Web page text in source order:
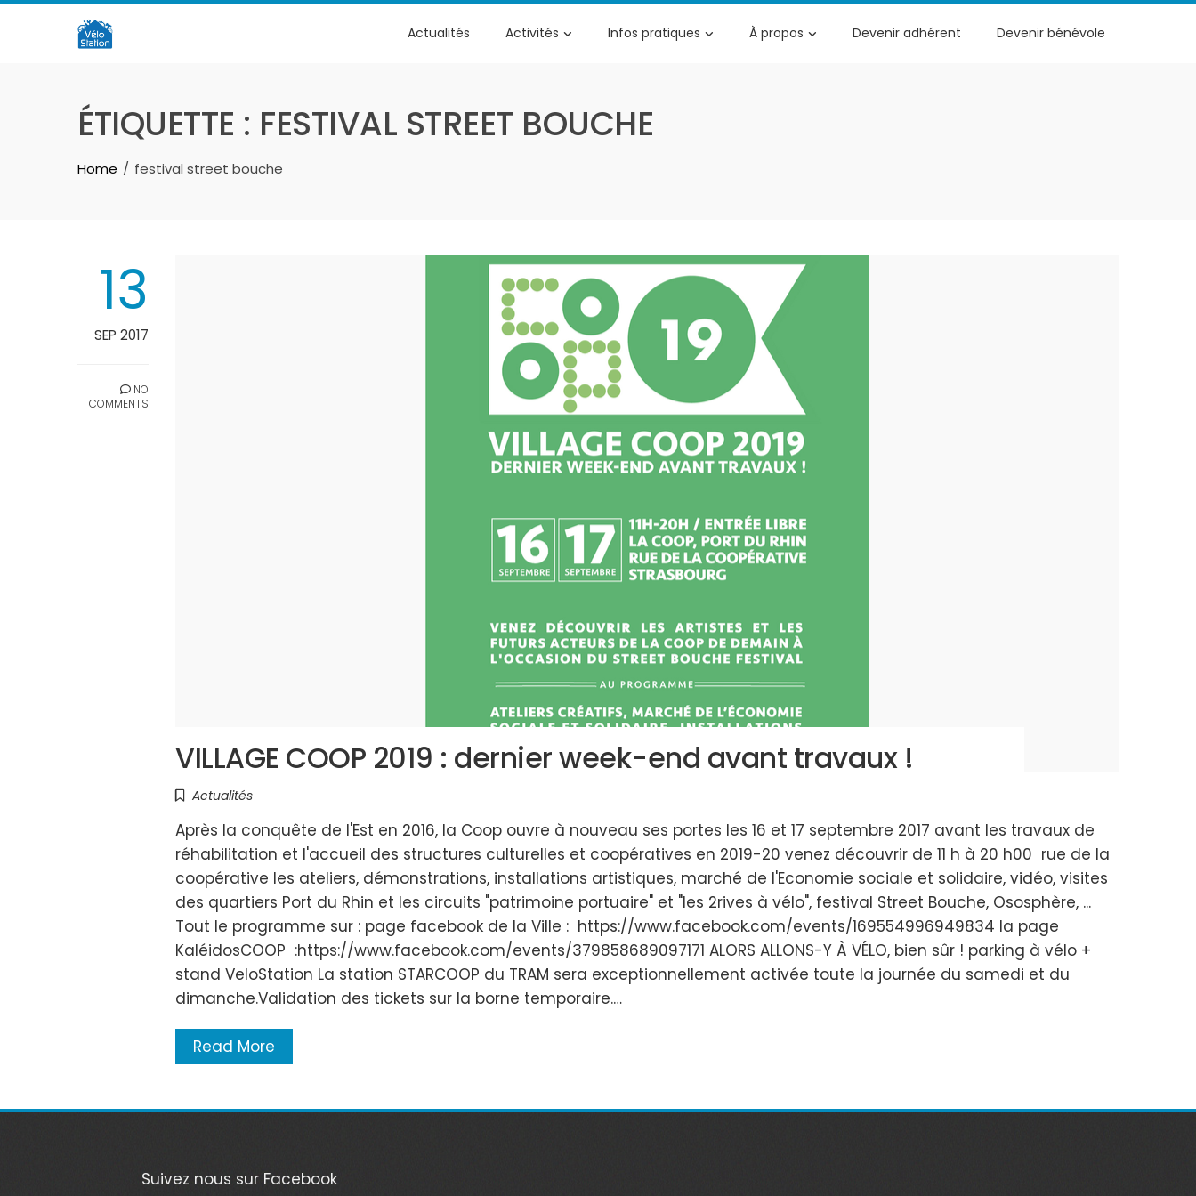
Skip
Actualités Activités Infos pratiques À propos Devenir adhérent Devenir bénévole
ÉTIQUETTE : FESTIVAL STREET BOUCHE
Home festival street bouche
13
SEP 2017
NO
COMMENTS
VILLAGE COOP 2019 : dernier week-end avant travaux !
Actualités
Après la conquête de l'Est en 2016, la Coop ouvre à nouveau ses portes les 16 et 17 septembre 2017 avant les travaux de
réhabilitation et l'accueil des structures culturelles et coopératives en 2019-20 venez découvrir de 11 h à 20 h00 rue de la
coopérative les ateliers, démonstrations, installations artistiques, marché de l'Economie sociale et solidaire, vidéo, visites
des quartiers Port du Rhin et les circuits "patrimoine portuaire" et "les 2rives à vélo", festival Street Bouche, Ososphère, ...
Tout le programme sur : page facebook de la Ville : https://www.facebook.com/events/169554996949834 la page
KaléidosCOOP :https://www.facebook.com/events/379858689097171 ALORS ALLONS-Y À VÉLO, bien sûr ! parking à vélo +
stand VeloStation La station STARCOOP du TRAM sera exceptionnellement activée toute la journée du samedi et du
dimanche.Validation des tickets sur la borne temporaire.…
Read More
Suivez nous sur Facebook